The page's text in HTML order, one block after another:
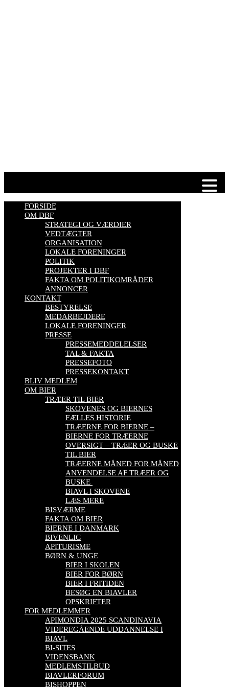
FORSIDE
OM DBF
STRATEGI OG VÆRDIER
VEDTÆGTER
ORGANISATION
LOKALE FORENINGER
POLITIK
PROJEKTER I DBF
FAKTA OM POLITIKOMRÅDER
ANNONCER
KONTAKT
BESTYRELSE
MEDARBEJDERE
LOKALE FORENINGER
PRESSE
PRESSEMEDDELELSER
TAL & FAKTA
PRESSEFOTO
PRESSEKONTAKT
BLIV MEDLEM
OM BIER
TRÆER TIL BIER
SKOVENES OG BIERNES
FÆLLES HISTORIE
TRÆERNE FOR BIERNE –
BIERNE FOR TRÆERNE
OVERSIGT – TRÆER OG BUSKE
TIL BIER
TRÆERNE MÅNED FOR MÅNED
ANVENDELSE AF TRÆER OG
BUSKE
BIAVL I SKOVENE
LÆS MERE
BISVÆRME
FAKTA OM BIER
BIERNE I DANMARK
BIVENLIG
APITURISME
BØRN & UNGE
BIER I SKOLEN
BIER FOR BØRN
BIER I FRITIDEN
BESØG EN BIAVLER
OPSKRIFTER
FOR MEDLEMMER
APIMONDIA 2025 SCANDINAVIA
VIDEREGÅENDE UDDANNELSE I
BIAVL
BI-SITES
VIDENSBANK
MEDLEMSTILBUD
BIAVLERFORUM
BISHOPPEN